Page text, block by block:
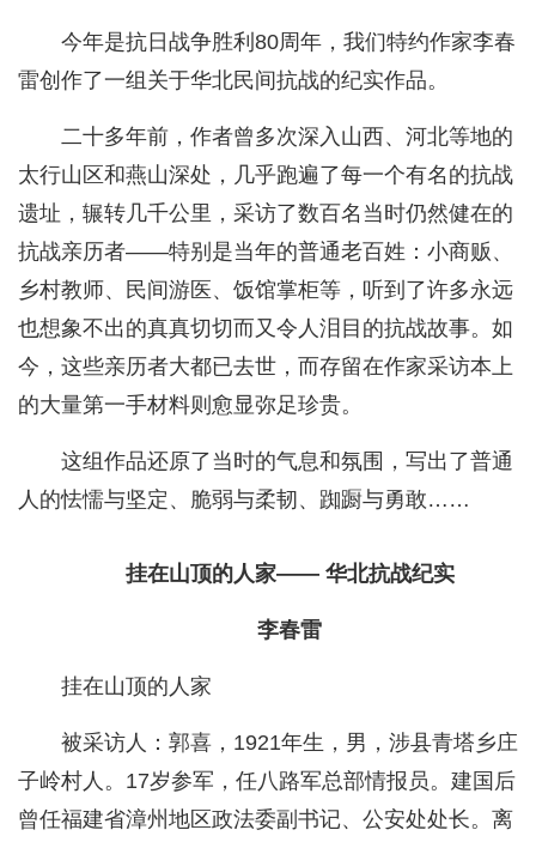
今年是抗日战争胜利80周年，我们特约作家李春
雷创作了一组关于华北民间抗战的纪实作品。
二十多年前，作者曾多次深入山西、河北等地的
太行山区和燕山深处，几乎跑遍了每一个有名的抗战
遗址，辗转几千公里，采访了数百名当时仍然健在的
抗战亲历者——特别是当年的普通老百姓：小商贩、
乡村教师、民间游医、饭馆掌柜等，听到了许多永远
也想象不出的真真切切而又令人泪目的抗战故事。如
今，这些亲历者大都已去世，而存留在作家采访本上
的大量第一手材料则愈显弥足珍贵。
这组作品还原了当时的气息和氛围，写出了普通
人的怯懦与坚定、脆弱与柔韧、踟蹰与勇敢……
挂在山顶的人家—— 华北抗战纪实
李春雷
挂在山顶的人家
被采访人：郭喜，1921年生，男，涉县青塔乡庄
子岭村人。17岁参军，任八路军总部情报员。建国后
曾任福建省漳州地区政法委副书记、公安处处长。离